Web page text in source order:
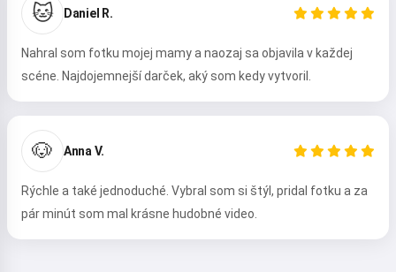
🐱 Daniel R.
Nahral som fotku mojej mamy a naozaj sa objavila v každej
scéne. Najdojemnejší darček, aký som kedy vytvoril.
🐶 Anna V.
Rýchle a také jednoduché. Vybral som si štýl, pridal fotku a za
pár minút som mal krásne hudobné video.